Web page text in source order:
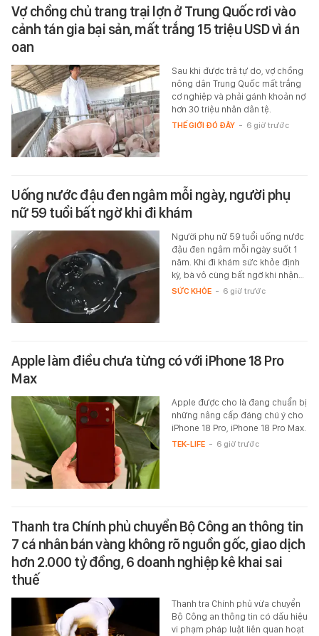
Vợ chồng chủ trang trại lợn ở Trung Quốc rơi vào
cảnh tán gia bại sản, mất trắng 15 triệu USD vì án
oan
Sau khi được trả tự do, vợ chồng
nông dân Trung Quốc mất trắng
cơ nghiệp và phải gánh khoản nợ
hơn 30 triệu nhân dân tệ.
THẾ GIỚI ĐÓ ĐÂY - 6 giờ trước
Uống nước đậu đen ngâm mỗi ngày, người phụ
nữ 59 tuổi bất ngờ khi đi khám
Người phụ nữ 59 tuổi uống nước
đậu đen ngâm mỗi ngày suốt 1
năm. Khi đi khám sức khỏe định
kỳ, bà vô cùng bất ngờ khi nhận…
SỨC KHỎE - 6 giờ trước
Apple làm điều chưa từng có với iPhone 18 Pro
Max
Apple được cho là đang chuẩn bị
những nâng cấp đáng chú ý cho
iPhone 18 Pro, iPhone 18 Pro Max.
TEK-LIFE - 6 giờ trước
Thanh tra Chính phủ chuyển Bộ Công an thông tin
7 cá nhân bán vàng không rõ nguồn gốc, giao dịch
hơn 2.000 tỷ đồng, 6 doanh nghiệp kê khai sai
thuế
Thanh tra Chính phủ vừa chuyển
Bộ Công an thông tin có dấu hiệu
vi phạm pháp luật liên quan hoạt